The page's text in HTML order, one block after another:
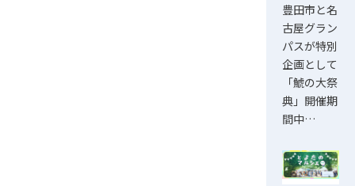
豊田市と名
古屋グラン
パスが特別
企画として
「鯱の大祭
典」開催期
間中…